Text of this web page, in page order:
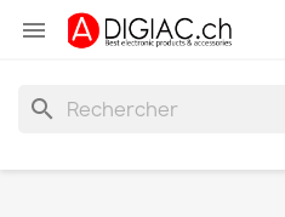

search